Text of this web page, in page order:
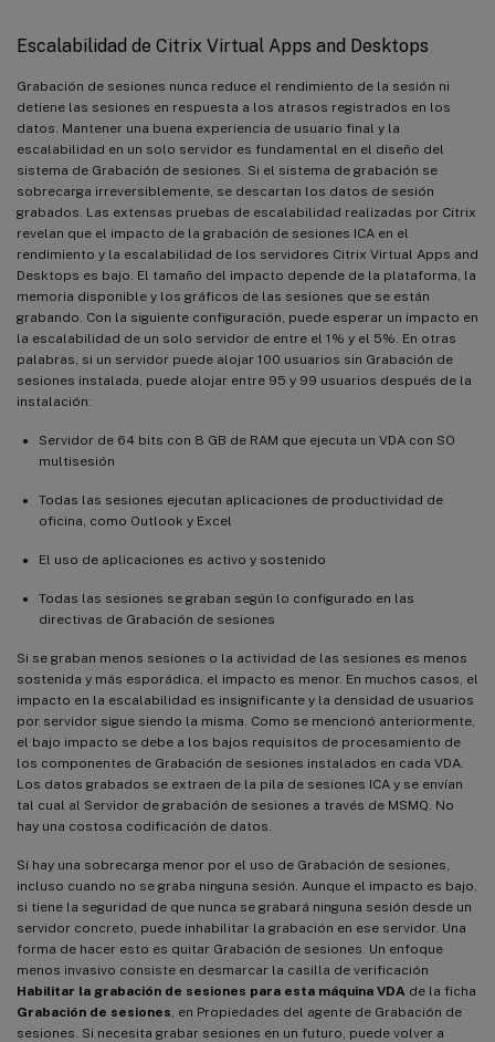
Escalabilidad de Citrix Virtual Apps and Desktops
Grabación de sesiones nunca reduce el rendimiento de la sesión ni
detiene las sesiones en respuesta a los atrasos registrados en los
datos. Mantener una buena experiencia de usuario final y la
escalabilidad en un solo servidor es fundamental en el diseño del
sistema de Grabación de sesiones. Si el sistema de grabación se
sobrecarga irreversiblemente, se descartan los datos de sesión
grabados. Las extensas pruebas de escalabilidad realizadas por Citrix
revelan que el impacto de la grabación de sesiones ICA en el
rendimiento y la escalabilidad de los servidores Citrix Virtual Apps and
Desktops es bajo. El tamaño del impacto depende de la plataforma, la
memoria disponible y los gráficos de las sesiones que se están
grabando. Con la siguiente configuración, puede esperar un impacto en
la escalabilidad de un solo servidor de entre el 1% y el 5%. En otras
palabras, si un servidor puede alojar 100 usuarios sin Grabación de
sesiones instalada, puede alojar entre 95 y 99 usuarios después de la
instalación:
Servidor de 64 bits con 8 GB de RAM que ejecuta un VDA con SO
multisesión
Todas las sesiones ejecutan aplicaciones de productividad de
oficina, como Outlook y Excel
El uso de aplicaciones es activo y sostenido
Todas las sesiones se graban según lo configurado en las
directivas de Grabación de sesiones
Si se graban menos sesiones o la actividad de las sesiones es menos
sostenida y más esporádica, el impacto es menor. En muchos casos, el
impacto en la escalabilidad es insignificante y la densidad de usuarios
por servidor sigue siendo la misma. Como se mencionó anteriormente,
el bajo impacto se debe a los bajos requisitos de procesamiento de
los componentes de Grabación de sesiones instalados en cada VDA.
Los datos grabados se extraen de la pila de sesiones ICA y se envían
tal cual al Servidor de grabación de sesiones a través de MSMQ. No
hay una costosa codificación de datos.
Sí hay una sobrecarga menor por el uso de Grabación de sesiones,
incluso cuando no se graba ninguna sesión. Aunque el impacto es bajo,
si tiene la seguridad de que nunca se grabará ninguna sesión desde un
servidor concreto, puede inhabilitar la grabación en ese servidor. Una
forma de hacer esto es quitar Grabación de sesiones. Un enfoque
menos invasivo consiste en desmarcar la casilla de verificación
Habilitar la grabación de sesiones para esta máquina VDA de la ficha
Grabación de sesiones , en Propiedades del agente de Grabación de
sesiones. Si necesita grabar sesiones en un futuro, puede volver a